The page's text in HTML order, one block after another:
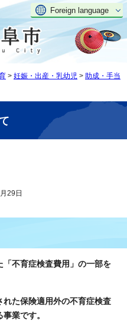
Foreign language
> 妊娠・出産・乳幼児 > 助成・手当
29日
不育症検査費用」の一部を
た保険適用外の不育症検査
業です。